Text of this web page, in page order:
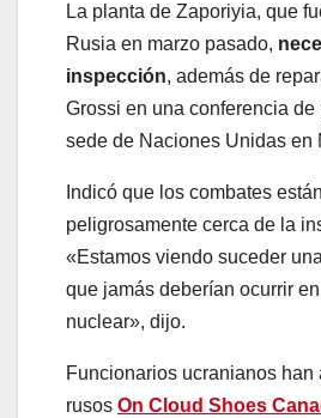
La planta de Zaporiyia, que
Rusia en marzo pasado,
inspección, además de
Grossi en una conferencia de
sede de Naciones Unidas en
Indicó que los combates
peligrosamente cerca de la
«Estamos viendo suceder
que jamás deberían ocurrir
nuclear», dijo.
Funcionarios ucranianos han
rusos On Cloud Shoes